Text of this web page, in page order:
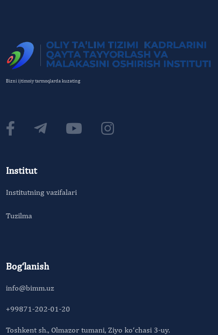
Bizni ijtimoiy tarmoqlarda kuzating
Institut
Institutning vazifalari
Tuzilma
Bog‘lanish
info@bimm.uz
+99871-202-01-20
Toshkent sh., Olmazor tumani, Ziyo ko‘chasi 3-uy.